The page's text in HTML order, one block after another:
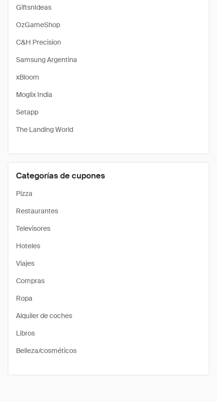
GiftsnIdeas
OzGameShop
C&H Precision
Samsung Argentina
xBloom
Moglix India
Setapp
The Landing World
Categorías de cupones
Pizza
Restaurantes
Televisores
Hoteles
Viajes
Compras
Ropa
Alquiler de coches
Libros
Belleza/cosméticos